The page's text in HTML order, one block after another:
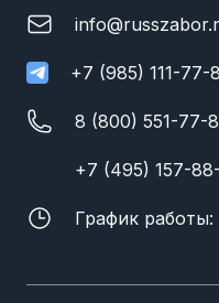
+7 (985) 111-77-
8 (800) 551-77-
+7 (495) 157-
График